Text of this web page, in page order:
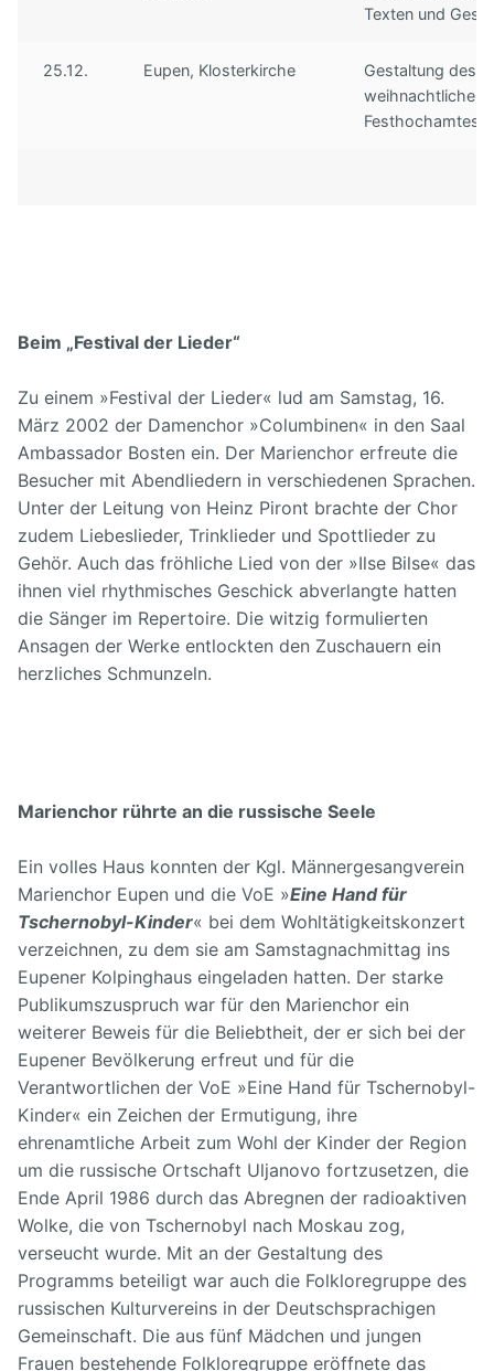
Texten und
25.12. Eupen, Klosterkirche
Gestaltung des
weihnachtlichen
Festhochamtes
Beim „Festival der Lieder“
Zu einem »Festival der Lieder« lud am Samstag, 16.
März 2002 der Damenchor »Columbinen« in den Saal
Ambassador Bosten ein. Der Marienchor erfreute die
Besucher mit Abendliedern in verschiedenen Sprachen.
Unter der Leitung von Heinz Piront brachte der Chor
zudem Liebeslieder, Trinklieder und Spottlieder zu
Gehör. Auch das fröhliche Lied von der »Ilse Bilse« das
ihnen viel rhythmisches Geschick abverlangte hatten
die Sänger im Repertoire. Die witzig formulierten
Ansagen der Werke entlockten den Zuschauern ein
herzliches Schmunzeln.
Marienchor rührte an die russische Seele
Ein volles Haus konnten der Kgl. Männergesangverein
Marienchor Eupen und die VoE »Eine Hand für
Tschernobyl-Kinder« bei dem Wohltätigkeitskonzert
verzeichnen, zu dem sie am Samstagnachmittag ins
Eupener Kolpinghaus eingeladen hatten. Der starke
Publikumszuspruch war für den Marienchor ein
weiterer Beweis für die Beliebtheit, der er sich bei der
Eupener Bevölkerung erfreut und für die
Verantwortlichen der VoE »Eine Hand für Tschernobyl-
Kinder« ein Zeichen der Ermutigung, ihre
ehrenamtliche Arbeit zum Wohl der Kinder der Region
um die russische Ortschaft Uljanovo fortzusetzen, die
Ende April 1986 durch das Abregnen der radioaktiven
Wolke, die von Tschernobyl nach Moskau zog,
verseucht wurde. Mit an der Gestaltung des
Programms beteiligt war auch die Folkloregruppe des
russischen Kulturvereins in der Deutschsprachigen
Gemeinschaft. Die aus fünf Mädchen und jungen
Frauen bestehende Folkloregruppe eröffnete das